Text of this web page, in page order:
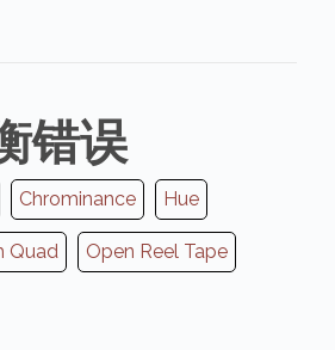
错误
Chrominance Hue
Quad Open Reel Tape